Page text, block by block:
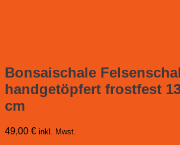
Bonsaischale
handgetöpfert frostfest
cm
49,00 € inkl. Mwst.